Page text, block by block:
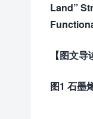
Land”
【图文导
图1 石墨